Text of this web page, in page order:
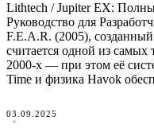
Lithtech / Jupiter EX:
Руководство для
F.E.A.R. (2005),
считается одной из
2000-х — при этом её
Time и физика Havok
03.09.2025